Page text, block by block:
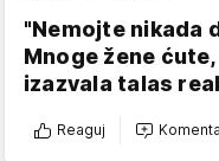
"Nemojte nikada
Mnoge žene
izazvala talas
Reaguj